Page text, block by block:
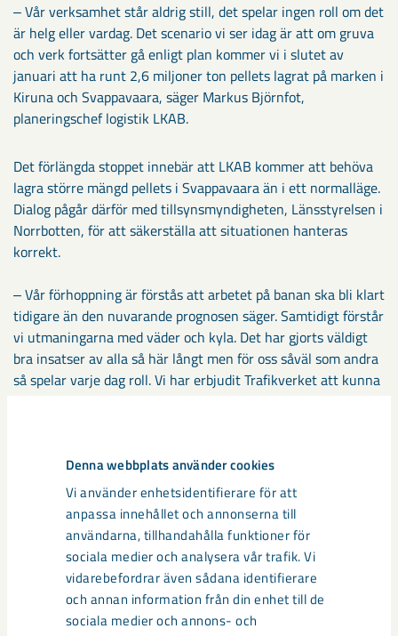
Denna webbplats använder cookies
Vi använder enhetsidentifierare för att
anpassa innehållet och annonserna till
användarna, tillhandahålla funktioner för
sociala medier och analysera vår trafik. Vi
vidarebefordrar även sådana identifierare
och annan information från din enhet till de
sociala medier och annons- och
‒ Vår verksamhet står aldrig still, det spelar ingen roll om det
är helg eller vardag. Det scenario vi ser idag är att om gruva
och verk fortsätter gå enligt plan kommer vi i slutet av
januari att ha runt 2,6 miljoner ton pellets lagrat på marken i
Kiruna och Svappavaara, säger Markus Björnfot,
planeringschef logistik LKAB.
Det förlängda stoppet innebär att LKAB kommer att behöva
lagra större mängd pellets i Svappavaara än i ett normalläge.
Dialog pågår därför med tillsynsmyndigheten, Länsstyrelsen i
Norrbotten, för att säkerställa att situationen hanteras
korrekt.
‒ Vår förhoppning är förstås att arbetet på banan ska bli klart
tidigare än den nuvarande prognosen säger. Samtidigt förstår
vi utmaningarna med väder och kyla. Det har gjorts väldigt
bra insatser av alla så här långt men för oss såväl som andra
så spelar varje dag roll. Vi har erbjudit Trafikverket att kunna